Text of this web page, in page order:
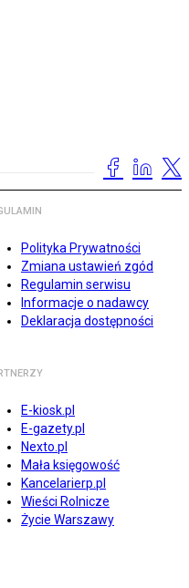
Polityka Prywatności
Zmiana ustawień zgód
Regulamin serwisu
Informacje o nadawcy
Deklaracja dostępności
E-kiosk.pl
E-gazety.pl
Nexto.pl
Mała księgowość
Kancelarierp.pl
Wieści Rolnicze
Życie Warszawy